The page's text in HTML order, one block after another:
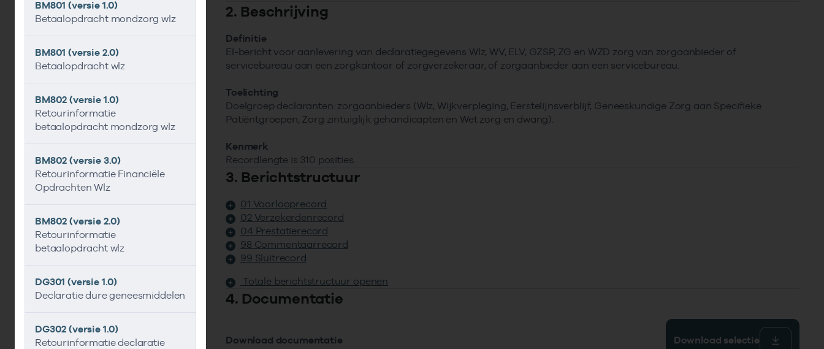
BM801 (versie 1.0)
Betaalopdracht mondzorg wlz
BM801 (versie 2.0)
Betaalopdracht wlz
BM802 (versie 1.0)
Retourinformatie
betaalopdracht mondzorg wlz
BM802 (versie 3.0)
Retourinformatie Financiële
Opdrachten Wlz
BM802 (versie 2.0)
Retourinformatie
betaalopdracht wlz
DG301 (versie 1.0)
Declaratie dure geneesmiddelen
DG302 (versie 1.0)
Retourinformatie declaratie
2. Beschrijving
Definitie
EI-bericht voor aanlevering van declaratiegegevens Wlz, WV, ELV, GZSP, ZG en WZD zorg van zorgaanbieder of
servicebureau aan een zorgkantoor of zorgverzekeraar, of zorgaanbieder aan een servicebureau.
Toelichting
Doelgroep declaranten: zorgaanbieders (Wlz, Wijkverpleging, Eerstelijnsverblijf, Geneeskundige Zorg aan Specifieke
Patiëntgroepen, Zorg zintuiglijk gehandicapten en Wet zorg en dwang).
Kenmerk
Recordlengte is 310 posities.
3. Berichtstructuur
01 Voorlooprecord
02 Verzekerdenrecord
04 Prestatierecord
98 Commentaarrecord
99 Sluitrecord
Totale berichtstructuur openen
4. Documentatie
Download documentatie Download selectie